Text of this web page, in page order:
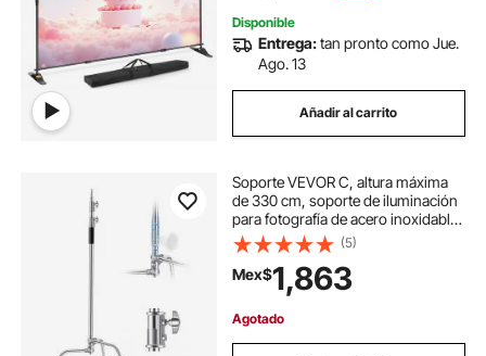
Disponible
Entrega:tan pronto como Jue.
Ago. 13
Añadir al carrito
Soporte VEVOR C, altura máxima
de 330 cm, soporte de iluminación
para fotografía de acero inoxidable
resistente con altura ajustable de 1,5
a 3 m, capacidad de carga de 20 kg
para softbox de estudio, monolight
y reflector.
(5)
Mex$1,863
Agotado